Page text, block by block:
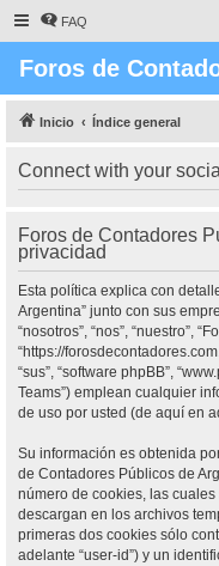
FAQ
Foros de
Inicio Índice general
Connect with your
Foros de Contadores
privacidad
Esta política explica con
Argentina” junto con sus
“nosotros”, “nos”, “nuestro”,
“https://
“sus”, “software phpBB”,
Teams”) emplean cualquier
de uso por usted (de aquí en
Su información es obtenida
de Contadores Públicos de
número de cookies, las
descargan en los archivos
primeras dos cookies sólo
adelante “user-id”) y un